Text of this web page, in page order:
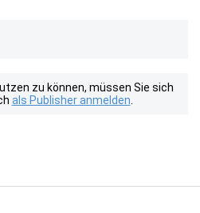
zu können, müssen Sie sich
als Publisher anmelden